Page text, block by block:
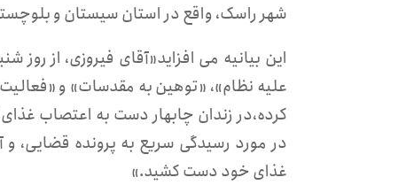
شهر راسک، واقع در استان سیستان و
علیه نظام»، «توهین به مقدسات» و
کرده،در زندان چابهار دست به اعتصاب
غذای خود دست کشید.»